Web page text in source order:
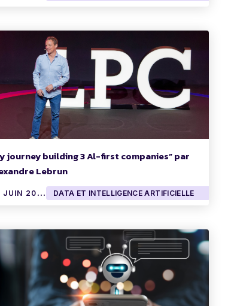
journey building 3 Al-first companies” par
Lebrun
2
6 JUIN 2024 DATA ET INTELLIGENCE ARTIFICIELLE